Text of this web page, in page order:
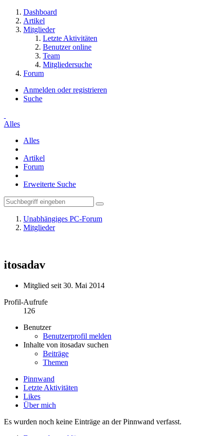
Dashboard
Artikel
Mitglieder
Letzte Aktivitäten
Benutzer online
Team
Mitgliedersuche
Forum
Anmelden oder registrieren
Suche
Alles
Alles
Artikel
Forum
Erweiterte Suche
Unabhängiges PC-Forum
Mitglieder
itosadav
Mitglied seit 30. Mai 2014
Profil-Aufrufe
126
Benutzer
Benutzerprofil melden
Inhalte von itosadav suchen
Beiträge
Themen
Pinnwand
Letzte Aktivitäten
Likes
Über mich
Es wurden noch keine Einträge an der Pinnwand verfasst.